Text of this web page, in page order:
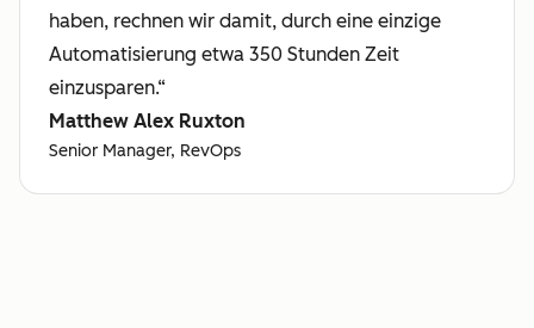
haben, rechnen wir damit, durch eine einzige
Automatisierung etwa 350 Stunden Zeit
einzusparen.“
Matthew Alex Ruxton
Senior Manager, RevOps